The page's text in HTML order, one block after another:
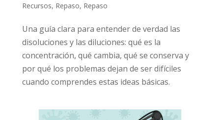
Recursos, Repaso, Repaso
Una guía clara para entender de verdad las
disoluciones y las diluciones: qué es la
concentración, qué cambia, qué se conserva y
por qué los problemas dejan de ser difíciles
cuando comprendes estas ideas básicas.